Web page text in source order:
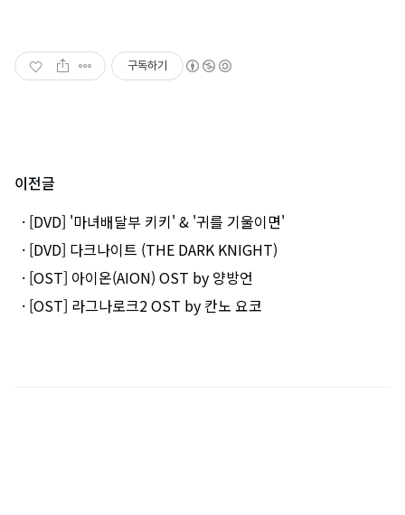
구독하기
이전글
· [DVD] '마녀배달부 키키' & '귀를 기울이면'
· [DVD] 다크나이트 (THE DARK KNIGHT)
· [OST] 아이온(AION) OST by 양방언
· [OST] 라그나로크2 OST by 칸노 요코